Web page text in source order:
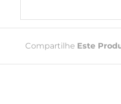
Compartilhe Este